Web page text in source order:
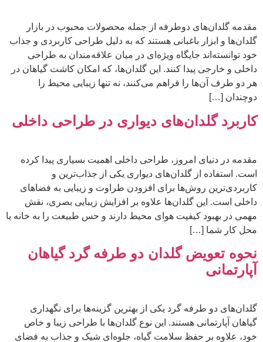
مقدمه گلدان‌های دوطرفه از جمله محصولات محبوب در بازار
گلدان‌ها و ابزار باغبانی هستند که به دلیل طراحی کاربردی و جذاب
خود توانسته‌اند جایگاه ویژه‌ای در میان علاقه‌مندان به طراحی
داخلی و خارجی پیدا کنند. این گلدان‌ها، که امکان کاشت گیاهان در
هر دو طرف آن‌ها را فراهم می‌کنند، نه تنها زیبایی محیط را
دوچندان […]
کاربرد گلدان‌های دیواری در طراحی داخلی
مقدمه در دنیای امروز، طراحی داخلی اهمیت بسیاری پیدا کرده
است. استفاده از گلدان‌های دیواری یکی از جذاب‌ترین و
کاربردی‌ترین روش‌ها برای افزودن طراوت و زیبایی به فضاهای
داخلی است. این گلدان‌ها علاوه بر افزایش زیبایی بصری، نقش
مهمی در بهبود کیفیت هوای محیط دارند و حس طبیعت را به خانه یا
محل کار شما […]
نحوه تعویض گلدان دو طرفه گرد گیاهان
آپارتمانی
گلدان‌های دو طرفه گرد یکی از بهترین گزینه‌ها برای نگهداری
گیاهان آپارتمانی هستند. این نوع گلدان‌ها با طراحی زیبا و خاص
خود، علاوه بر حفظ سلامت گیاه، جلوه‌ای شیک و جذاب به فضای